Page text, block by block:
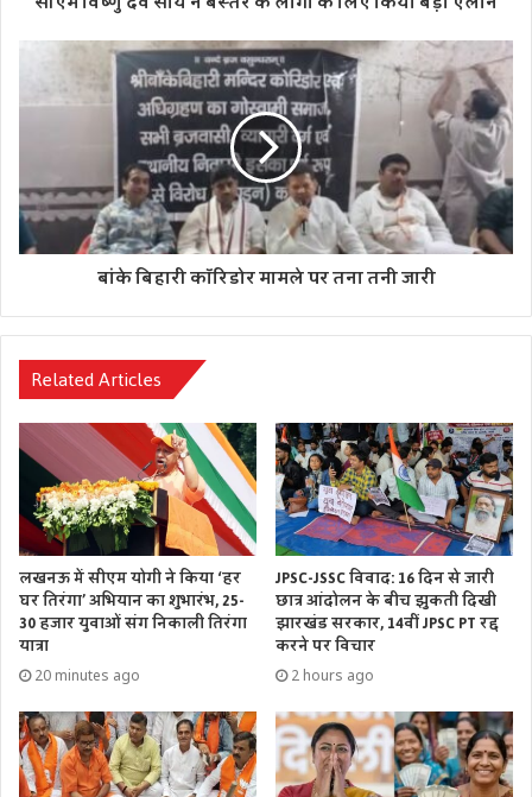
पार्टी अध्यक्ष ने आगे कहा, ‘एक समग्र दृष्टिकोण के कारण, हमने बिना
किसी भ्रम या अराजकता के सुचारू रूप से एक नई राष्ट्रीय स्वास्थ्य नीति
पेश की है। स्वच्छ भारत जैसी पहल सबसे सफल जन आंदोलनों में से एक
बांके बिहारी कॉरिडोर मामले पर तना तनी जारी
Related Articles
लखनऊ में सीएम योगी ने किया ‘हर
घर तिरंगा’ अभियान का शुभारंभ, 25-
30 हजार युवाओं संग निकाली तिरंगा
यात्रा
20 minutes ago
JPSC-JSSC विवाद: 16 दिन से जारी
छात्र आंदोलन के बीच झुकती दिखी
झारखंड सरकार, 14वीं JPSC PT रद्द
करने पर विचार
2 hours ago